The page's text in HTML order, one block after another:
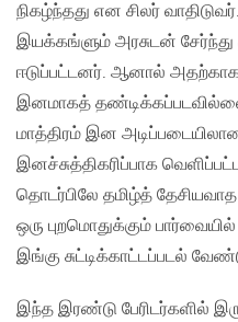
நிகழ்ந்தது என சிலர்
இயக்கங்ளும் அரசுடன்
ஈடுப்பட்டனர். ஆனால்
இனமாகத்
மாத்திரம் இன
இனச்சுத்திகரிப்பாக
தொடர்பிலே தமிழ்த்
ஒரு புறமொதுக்கும்
இங்கு சுட்டிக்காட்டப்படல்
இந்த இரண்டு பேரிடர்களில்